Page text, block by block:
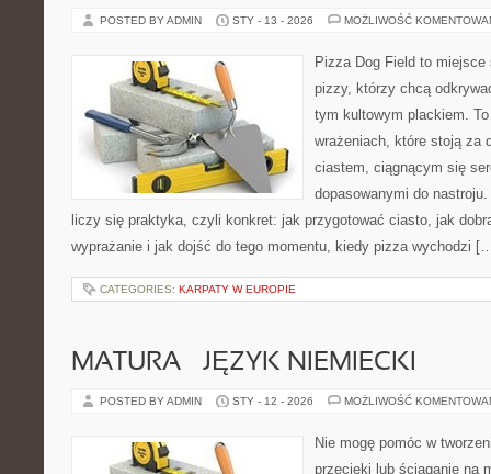
POSTED BY ADMIN STY - 13 - 2026 MOŻLIWOŚĆ
Pizza Dog Field to miejsce
pizzy, którzy chcą
tym kultowym plackiem.
wrażeniach, które stoją za
ciastem, ciągnącym się
dopasowanymi do
liczy się praktyka, czyli konkret: jak przygotować ciasto, jak
wyprażanie i jak dojść do tego momentu, kiedy pizza wychodzi
CATEGORIES: KARPATY W EUROPIE
MATURA – JĘZYK NIEMIECKI
POSTED BY ADMIN STY - 12 - 2026 MOŻLIWOŚĆ
Nie mogę pomóc w
przecieki lub ściąganie na